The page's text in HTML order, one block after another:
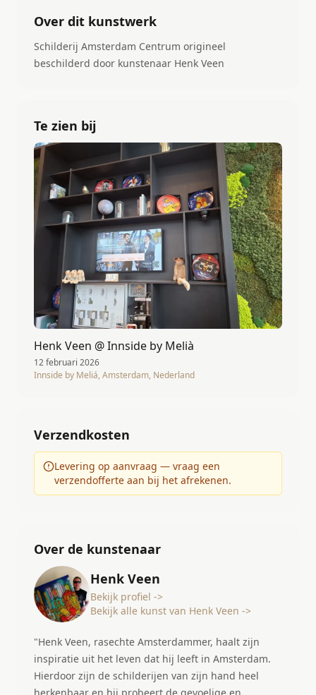
Over dit kunstwerk
Schilderij Amsterdam Centrum origineel
beschilderd door kunstenaar Henk Veen
Te zien bij
Henk Veen @ Innside by Melià
12 februari 2026
Innside by Meliá, Amsterdam, Nederland
Verzendkosten
Levering op aanvraag — vraag een
verzendofferte aan bij het afrekenen.
Over de kunstenaar
Henk Veen
Bekijk profiel ->
Bekijk alle kunst van Henk Veen ->
"Henk Veen, rasechte Amsterdammer, haalt zijn
inspiratie uit het leven dat hij leeft in Amsterdam.
Hierdoor zijn de schilderijen van zijn hand heel